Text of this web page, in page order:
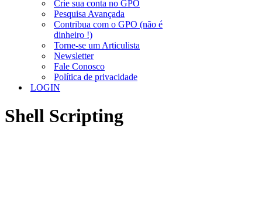
Crie sua conta no GPO
Pesquisa Avançada
Contribua com o GPO (não é
dinheiro !)
Torne-se um Articulista
Newsletter
Fale Conosco
Política de privacidade
LOGIN
Shell Scripting